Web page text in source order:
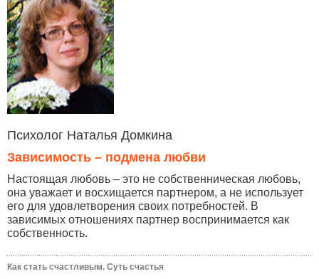
Психолог Наталья Домкина
Зависимость – подмена любви
Настоящая любовь – это не собственническая любовь,
она уважает и восхищается партнером, а не использует
его для удовлетворения своих потребностей. В
зависимых отношениях партнер воспринимается как
собственность.
Как стать счастливым. Суть счастья